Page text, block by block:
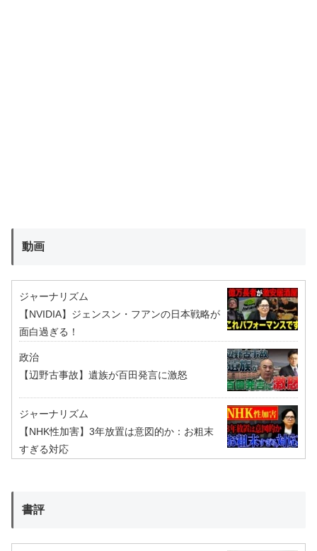
動画
ジャーナリズム
【NVIDIA】ジェンスン・フアンの日本戦略が
面白過ぎる！
政治
【辺野古事故】遺族が百田発言に激怒
ジャーナリズム
【NHK性加害】3年放置は意図的か：お粗末
すぎる対応
書評